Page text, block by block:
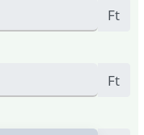
Ft
Ft